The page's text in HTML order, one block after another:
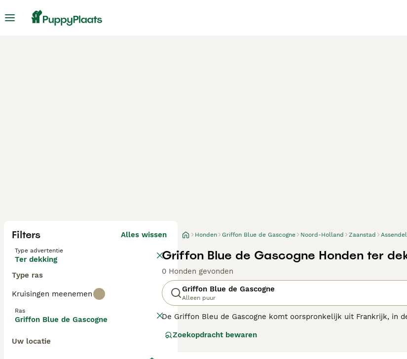
Filters Alles wissen
Type advertentie
Ter dekking
Type ras
Kruisingen meenemen
Ras
Griffon Blue de Gascogne
Uw locatie
Honden Griffon Blue de Gascogne Noord-Holland Zaanstad
Griffon Blue de Gascogne Honden ter
0 Honden gevonden
Griffon Blue de Gascogne
Alleen puur
De Griffon Bleu de Gascogne komt oorspronkelijk uit Frankrijk, in
kruising tussen de Grand Bleu de Gascogne en Griffons. Het is
Zoekopdracht bewaren